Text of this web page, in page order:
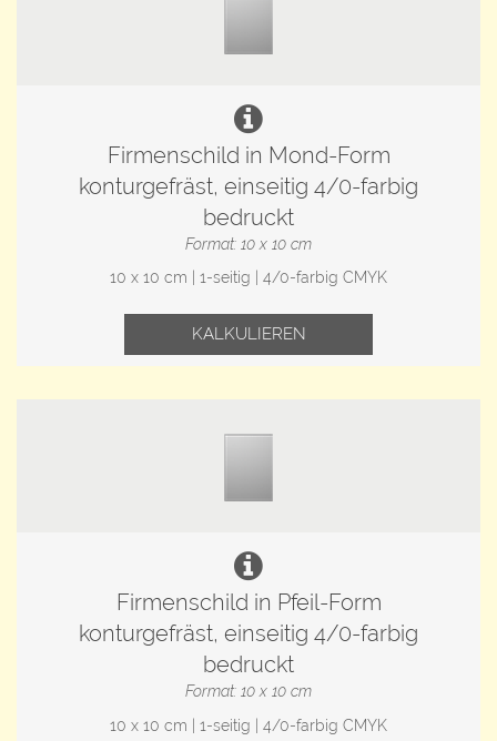
Firmenschild in Mond-Form
konturgefräst, einseitig 4/0-farbig
bedruckt
Format: 10 x 10 cm
10 x 10 cm | 1-seitig | 4/0-farbig CMYK
KALKULIEREN
Firmenschild in Pfeil-Form
konturgefräst, einseitig 4/0-farbig
bedruckt
Format: 10 x 10 cm
10 x 10 cm | 1-seitig | 4/0-farbig CMYK